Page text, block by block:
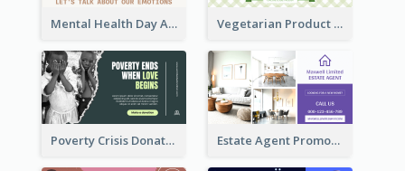
Mental Health Day Awareness Twitter Post Vegetarian Product Discount Twitter Post
Poverty Crisis Donation Twitter Post Estate Agent Promote Twitter Post Design Idea